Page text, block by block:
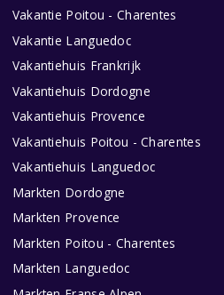
Vakantie Poitou - Charentes
Vakantie Languedoc
Vakantiehuis Frankrijk
Vakantiehuis Dordogne
Vakantiehuis Provence
Vakantiehuis Poitou - Charentes
Vakantiehuis Languedoc
Markten Dordogne
Markten Provence
Markten Poitou - Charentes
Markten Languedoc